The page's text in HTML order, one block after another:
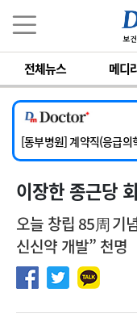
전체뉴스 메디
[서울아산병원] 2026년 하
[영남대학교의료원] 마취
[충남대학교병원] 소아청
[동부병원] 계약직(응급의
[이대목동병원] 하반기 전
[서울아산병원] 2026년
이장한 종근당
오늘 창립 85周 기
신신약 개발” 천명